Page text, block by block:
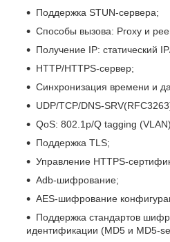
Поддержка STUN-сервера;
Способы вызова: Proxy и
Получение IP: статический
HTTP/HTTPS-сервер;
Синхронизация времени и
UDP/TCP/DNS-
QoS: 802.1p/Q tagging
Поддержка TLS;
Управление HTTPS-
Adb-шифрование;
AES-шифрование
Поддержка стандартов
идентификации (MD5 и MD5-